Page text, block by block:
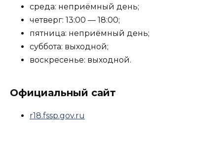
среда: неприёмный день;
четверг: 13:00 — 18:00;
пятница: неприёмный день;
суббота: выходной;
воскресенье: выходной.
Официальный сайт
r18.fssp.gov.ru